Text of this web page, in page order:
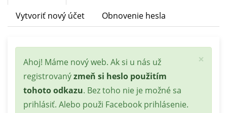
tabs
karta)
Vytvoriť nový účet
Obnovenie hesla
×
Stavová
správa
Ahoj! Máme nový web. Ak si u nás už
registrovanýzmeň si heslo použitím
tohoto odkazu. Bez toho nie je možné sa
prihlásiť. Alebo použi Facebook prihlásenie.